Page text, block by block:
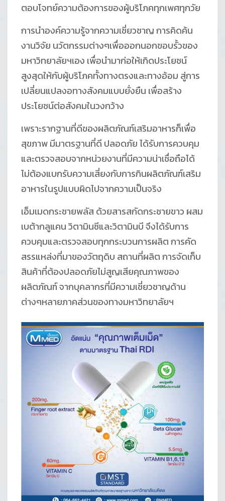
ตอบโจทย์ความต้องการของผู้บริโภคทุกเพศทุกวัย
การนำองค์ความรู้จากความเชี่ยวชาญ การคิดค้น
งานวิจัย นวัตกรรมต่างๆเพื่อออกนอกขอบรั้วของ
มหาวิทยาลัยฯเอง เพื่อนำมาก่อให้เกิดประโยชน์
สูงสุดให้กับผู้บริโภคทั้งทางตรงและทางอ้อม สู่การ
เปลี่ยนแปลงอทางสังคมแบบยั่งยืน เพื่อสร้าง
ประโยชน์ต่อสังคมในวงกว้าง
เพราะรากฐานที่ดีของผลิตภัณฑ์เสริมอาหารก็เพื่อ
สุขภาพ มีมาตรฐานที่ดี ปลอดภัย ได้รับการควบคุม
และตรวจสอบจากหน่วยงานที่มีความน่าเชื่อถือได้
ไม่ต้องแบกรับความเสี่ยงกับการกินผลิตภัณฑ์เสริม
อาหารในรูปแบบผิดไปจากความเป็นจริง
เอ็มเมดกระชายพลัส ด้วยสารสกัดกระชายขาว ผสม
เบต้ากลูแคน วิตามินซีและวิตามินบี จึงได้รับการ
ควบคุมและตรวจสอบทุกกระบวนการผลิต การคัด
สรรแหล่งที่มาของวัตถุดิบ สถานที่ผลิต การจัดเก็บ
สินค้าที่ต้องปลอดภัยไม่สูญเสียคุณภาพของ
ผลิตภัณฑ์ จากบุคลากรที่มีความเชี่ยวชาญด้าน
ต่างๆหลายภาคส่วนของทางมหาวิทยาลัยฯ